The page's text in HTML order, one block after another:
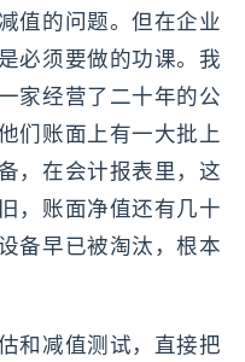
值的问题。但在企业
必须要做的功课。我
家经营了二十年的公
们账面上有一大批上
，在会计报表里，这
，账面净值还有几十
备早已被淘汰，根本
和减值测试，直接把